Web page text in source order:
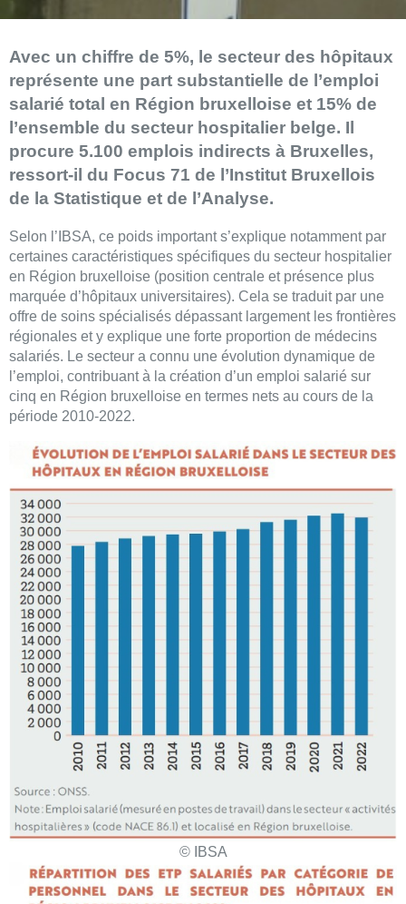
Avec un chiffre de 5%, le secteur des hôpitaux
représente une part substantielle de l’emploi
salarié total en Région bruxelloise et 15% de
l’ensemble du secteur hospitalier belge. Il
procure 5.100 emplois indirects à Bruxelles,
ressort-il du Focus 71 de l’Institut Bruxellois
de la Statistique et de l’Analyse.
Selon l’IBSA, ce poids important s’explique notamment par
certaines caractéristiques spécifiques du secteur hospitalier
en Région bruxelloise (position centrale et présence plus
marquée d’hôpitaux universitaires). Cela se traduit par une
offre de soins spécialisés dépassant largement les frontières
régionales et y explique une forte proportion de médecins
salariés. Le secteur a connu une évolution dynamique de
l’emploi, contribuant à la création d’un emploi salarié sur
cinq en Région bruxelloise en termes nets au cours de la
période 2010-2022.
© IBSA